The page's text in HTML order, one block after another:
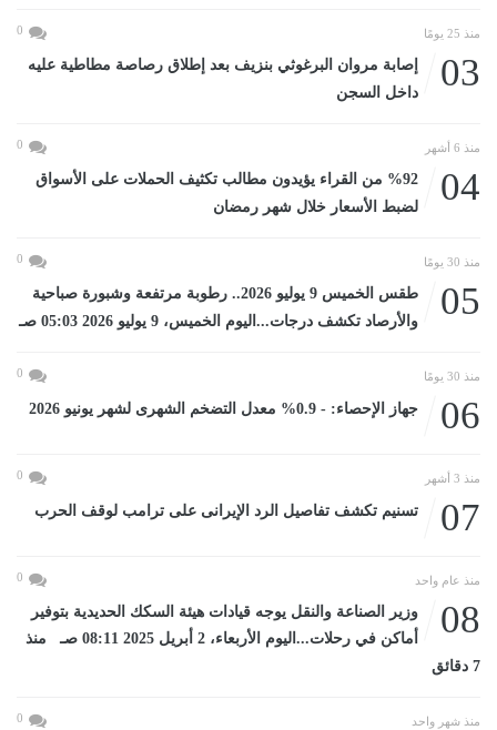
منذ 25 يومًا 0
03
إصابة مروان البرغوثي بنزيف بعد إطلاق رصاصة مطاطية عليه
داخل السجن
منذ 6 أشهر 0
04
%92 من القراء يؤيدون مطالب تكثيف الحملات على الأسواق
لضبط الأسعار خلال شهر رمضان
منذ 30 يومًا 0
05
طقس الخميس 9 يوليو 2026.. رطوبة مرتفعة وشبورة صباحية
والأرصاد تكشف درجات...اليوم الخميس، 9 يوليو 2026 05:03 صـ
منذ 30 يومًا 0
06 جهاز الإحصاء: - 0.9% معدل التضخم الشهرى لشهر يونيو 2026
منذ 3 أشهر 0
07 تسنيم تكشف تفاصيل الرد الإيرانى على ترامب لوقف الحرب
منذ عام واحد 0
08
وزير الصناعة والنقل يوجه قيادات هيئة السكك الحديدية بتوفير
أماكن في رحلات...اليوم الأربعاء، 2 أبريل 2025 08:11 صـ منذ
7 دقائق
منذ شهر واحد 0